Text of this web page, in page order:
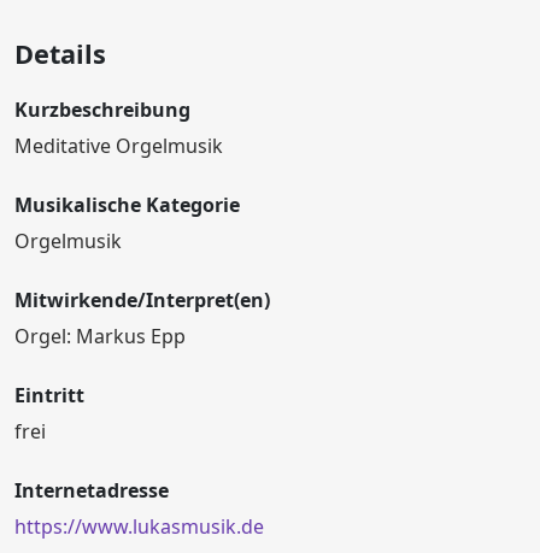
Details
Kurzbeschreibung
Meditative Orgelmusik
Musikalische Kategorie
Orgelmusik
Mitwirkende/Interpret(en)
Orgel: Markus Epp
Eintritt
frei
Internetadresse
https://www.lukasmusik.de